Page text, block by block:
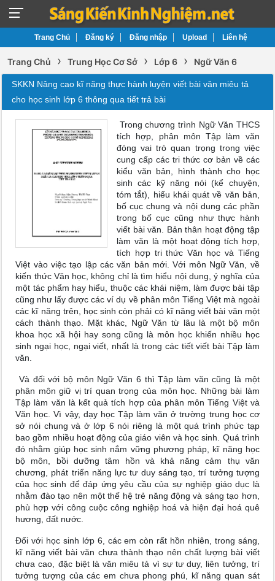
Trang Chủ Đăng ký Đăng nhập Upload Liên hệ
Trang Chủ › Trung Học Cơ Sở › Lớp 6 › Ngữ Văn 6
SKKN Nâng cao kĩ năng thực hành luyện viết bài văn miêu tả
cho học sinh lớp 6 thông qua tiết trả bài
Trong chương trình Ngữ Văn THCS
tích hợp, phân môn Tập làm văn
đóng vai trò quan trọng trong việc
cung cấp các tri thức cơ bản về các
kiểu văn bản, hình thành cho học
sinh các kỹ năng nói (kể chuyện,
tóm tắt), hiểu khái quát về văn bản,
bố cục chung và nội dung các phần
trong bố cục cũng như thực hành
viết bài văn. Bản thân hoạt động tập
làm văn là một hoạt động tích hợp,
tích hợp tri thức Văn học và Tiếng
Việt vào việc tạo lập các văn bản mới. Với môn Ngữ Văn, về
kiến thức Văn học, không chỉ là tìm hiểu nội dung, ý nghĩa của
một tác phẩm hay hiểu, thuộc các khái niệm, làm được bài tập
cũng như lấy được các ví dụ về phân môn Tiếng Việt mà ngoài
các kĩ năng trên, học sinh còn phải có kĩ năng viết bài văn một
cách thành thạo. Mặt khác, Ngữ Văn từ lâu là một bộ môn
khoa học xã hội hay song cũng là môn học khiến nhiều học
sinh ngại học, ngại viết, nhất là trong các tiết viết bài Tập làm
văn.
Và đối với bộ môn Ngữ Văn 6 thì Tập làm văn cũng là một
phân môn giữ vị trí quan trọng của môn học. Những bài làm
Tập làm văn là kết quả tích hợp của phân môn Tiếng Việt và
Văn học. Vì vậy, dạy học Tập làm văn ở trường trung học cơ
sở nói chung và ở lớp 6 nói riêng là một quá trình phức tạp
bao gồm nhiều hoạt động của giáo viên và học sinh. Quá trình
đó nhằm giúp học sinh nắm vững phương pháp, kĩ năng học
bộ môn, bồi dưỡng tâm hồn và khả năng cảm thụ văn
chương, phát triển năng lực tư duy sáng tạo, trí tưởng tượng
của học sinh để đáp ứng yêu cầu của sự nghiệp giáo dục là
nhằm đào tạo nên một thế hệ trẻ năng động và sáng tạo hơn,
phù hợp với công cuộc công nghiệp hoá và hiện đại hoá quê
hương, đất nước.
Đối với học sinh lớp 6, các em còn rất hồn nhiên, trong sáng,
kĩ năng viết bài văn chưa thành thạo nên chất lượng bài viết
chưa cao, đặc biệt là văn miêu tả vì sự tư duy, liên tưởng, trí
tưởng tượng của các em chưa phong phú, kĩ năng quan sát